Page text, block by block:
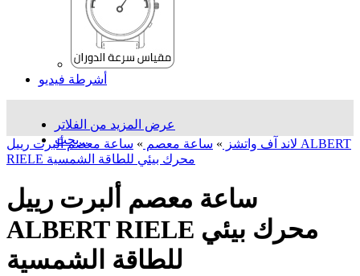
أشرطة فيديو
عرض المزيد من الفلاتر
بحث...
لاند آف واتشز » ساعة معصم » ساعة معصم ألبرت رييل ALBERT
RIELE محرك بيئي للطاقة الشمسية
ساعة معصم ألبرت رييل
ALBERT RIELE محرك بيئي
للطاقة الشمسية